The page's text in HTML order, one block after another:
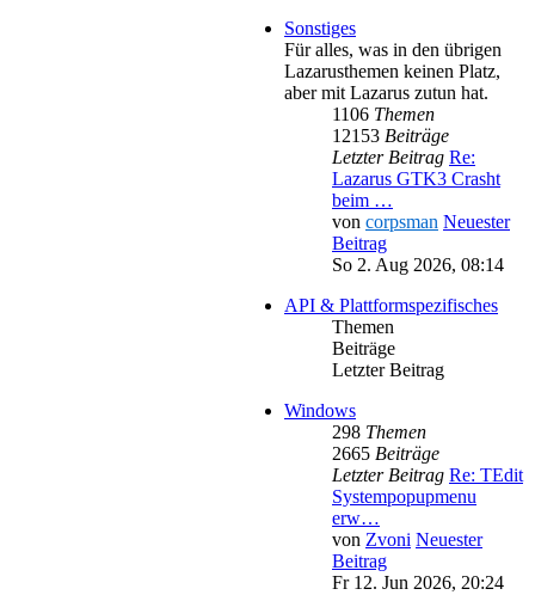
Sonstiges
Für alles, was in den übrigen
Lazarusthemen keinen Platz,
aber mit Lazarus zutun hat.
1106 Themen
12153 Beiträge
Letzter Beitrag Re:
Lazarus GTK3 Crasht
beim …
von corpsman Neuester
Beitrag
So 2. Aug 2026, 08:14
API & Plattformspezifisches
Themen
Beiträge
Letzter Beitrag
Windows
298 Themen
2665 Beiträge
Letzter Beitrag Re: TEdit
Systempopupmenu
erw…
von Zvoni Neuester
Beitrag
Fr 12. Jun 2026, 20:24